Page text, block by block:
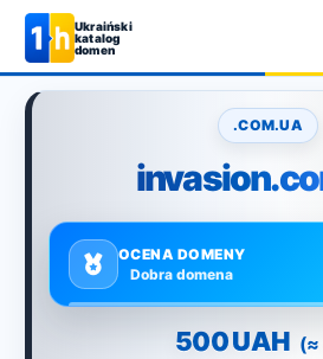
Ukraiński
katalog
domen
.COM.UA
OCENA DOMENY
Dobra domena
500 UAH (≈